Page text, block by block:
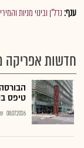
ענף:נדל"ן ובינוי מניות
חדשות אפריקה
טיפס
08.07.2026